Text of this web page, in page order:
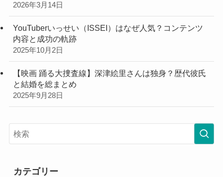
2026年3月14日
YouTuberいっせい（ISSEI）はなぜ人気？コンテンツ
内容と成功の軌跡
2025年10月2日
【映画 踊る大捜査線】深津絵里さんは独身？歴代彼氏
と結婚を総まとめ
2025年9月28日
カテゴリー